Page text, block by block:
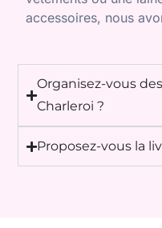
accessoires, nous
Organisez-vous
Charleroi ?
Proposez-vous la